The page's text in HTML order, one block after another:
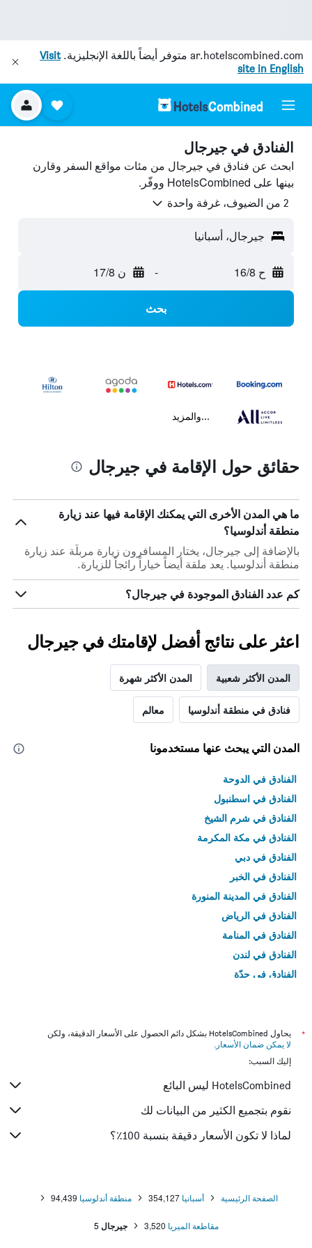
ar.hotelscombined.com متوفر أيضاً باللغة الإنجليزية.Visit
site in English
الفنادق في جيرجال
ابحث عن فنادق في جيرجال من مئات مواقع السفر وقارن
بينها على HotelsCombined ووفّر.
2 من الضيوف، غرفة واحدة
جيرجال، أسبانيا
ح 16/8 - ن 17/8
بحث
...والمزيد
حقائق حول الإقامة في جيرجال
ما هي المدن الأخرى التي يمكنك الإقامة فيها عند زيارة
منطقة أندلوسيا؟
بالإضافة إلى جيرجال، يختار المسافرون زيارة مربلّة عند زيارة
منطقة أندلوسيا. يعد ملقة أيضاً خياراً رائجاً للزيارة.
كم عدد الفنادق الموجودة في جيرجال؟
اعثر على نتائج أفضل لإقامتك في جيرجال
المدن الأكثر شعبية المدن الأكثر شهرة
فنادق في منطقة أندلوسيا معالم
المدن التي يبحث عنها مستخدمونا
الفنادق في الدوحة
الفنادق في اسطنبول
الفنادق في شرم الشيخ
الفنادق في مكة المكرمة
الفنادق في دبي
الفنادق في الخبر
الفنادق في المدينة المنورة
الفنادق في الرياض
الفنادق في المنامة
الفنادق في لندن
الفنادق في جدّة
*
يحاول HotelsCombined بشكل دائم الحصول على الأسعار الدقيقة، ولكن
لا يمكن ضمان الأسعار .
إليك السبب:
HotelsCombined ليس البائع
نقوم بتجميع الكثير من البيانات لك
لماذا لا تكون الأسعار دقيقة بنسبة 100٪؟
الصفحة الرئيسية أسبانيا 354,127 منطقة أندلوسيا 94,439
مقاطعة الميريا 3,520 جيرجال 5